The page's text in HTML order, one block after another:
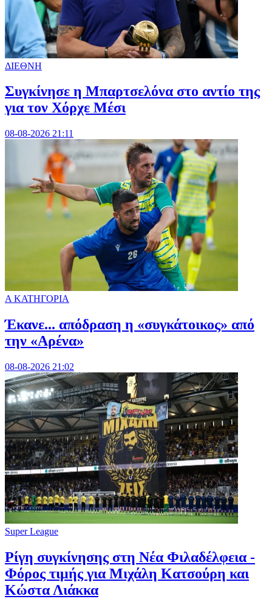
ΔΙΕΘΝΗ
Συγκίνησε η Μπαρτσελόνα στο αντίο της
για τον Χόρχε Μέσι
08-08-2026 21:11
Α ΚΑΤΗΓΟΡΙΑ
Έκανε... απόδραση η «συγκάτοικος» από
την «Αρένα»
08-08-2026 21:02
Super League
Ρίγη συγκίνησης στη Νέα Φιλαδέλφεια -
Φόρος τιμής για Μιχάλη Κατσούρη και
Κώστα Λιάκκα